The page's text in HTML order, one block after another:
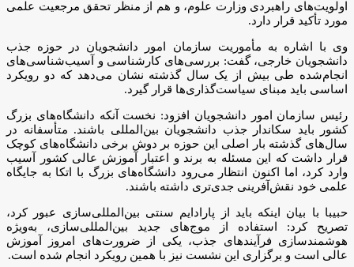
اولویت‌های راهبردی وزارت علوم، و هم از منظر تحقق مرجعیت علمی
مورد تأکید قرار دارد.
وی با اشاره به مأموریت سازمان امور دانشجویان در حوزه جذب
دانشجویان خارجی، گفت: بررسی‌های کارشناسی و آسیب‌شناسی‌های
انجام‌شده طی بیش از یک سال گذشته نشان می‌دهد که دو رویکرد
اساسی باید مبنای سیاست‌گذاری‌ها قرار گیرد.
رئیس سازمان امور دانشجویان افزود: نخست آنکه دانشگاه‌های بزرگ
کشور باید سکاندار جذب دانشجویان بین‌المللی باشند. متأسفانه در
سال‌های گذشته بار اصلی این حوزه بر دوش برخی دانشگاه‌های کوچک
قرار داشت که این مسئله به برند و اعتبار آموزش عالی کشور آسیب
وارد کرد، اما اکنون انتظار می‌رود دانشگاه‌های بزرگ با اتکا به جایگاه
علمی خود نقش‌آفرینی جدی‌تری داشته باشند.
حبیبا با بیان اینکه باید از پارادایم سنتی بین‌المللی‌سازی عبور کرد،
تصریح کرد: استفاده از موج‌های جدید بین‌المللی‌سازی، به‌ویژه
هوشمندسازی فرآیندهای جذب، یکی از ضرورت‌های امروز آموزش
عالی است و برگزاری این نشست نیز با همین رویکرد انجام شده است.